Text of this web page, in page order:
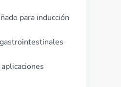
para inducción